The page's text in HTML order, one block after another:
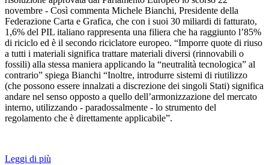
novembre - Così commenta Michele Bianchi, Presidente della
Federazione Carta e Grafica, che con i suoi 30 miliardi di fatturato,
1,6% del PIL italiano rappresenta una filiera che ha raggiunto l’85%
di riciclo ed è il secondo riciclatore europeo. “Imporre quote di riuso
a tutti i materiali significa trattare materiali diversi (rinnovabili o
fossili) alla stessa maniera applicando la “neutralità tecnologica” al
contrario” spiega Bianchi “Inoltre, introdurre sistemi di riutilizzo
(che possono essere innalzati a discrezione dei singoli Stati) significa
andare nel senso opposto a quello dell’armonizzazione del mercato
interno, utilizzando - paradossalmente - lo strumento del
regolamento che è direttamente applicabile”.
Leggi di più